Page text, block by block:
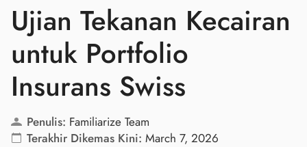
Ujian Tekanan Kecairan
untuk Portfolio
Insurans Swiss
Penulis: Familiarize Team
Terakhir Dikemas Kini: March 7, 2026